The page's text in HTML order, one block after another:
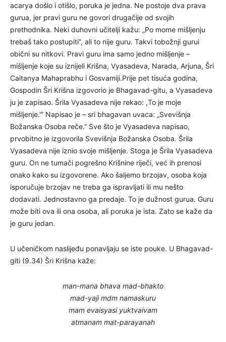
acarya došlo i otišlo, poruka je jedna. Ne postoje dva prava
gurua, jer pravi guru ne govori drugačije od svojih
prethodnika. Neki duhovni učitelji kažu: „Po mome mišljenju
trebaš tako postupiti”, ali to nije guru. Takvi tobožnji gurui
obični su nitkovi. Pravi guru ima samo jedno mišljenje –
mišljenje koje su iznijeli Krišna, Vyasadeva, Narada, Arjuna, Šri
Caitanya Mahaprabhu i Gosvamiji.Prije pet tisuća godina,
Gospodin Šri Krišna izgovorio je Bhagavad-gitu, a Vyasadeva
ju je zapisao. Šrila Vyasadeva nije rekao: ,To je moje
mišljenje.'” Napisao je – sri bhagavan uvaca: „Svevišnja
Božanska Osoba reče.” Sve što je Vyasadeva napisao,
prvobitno je izgovorila Svevišnja Božanska Osoba. Šrila
Vyasadeva nije iznio svoje mišljenje. Stoga je Šrila Vyasadeva
guru. On ne tumači pogrešno Krišnine riječi, već ih prenosi
onako kako su izgovorene. Ako šaljemo brzojav, osoba koja
isporučuje brzojav ne treba ga ispravljati ili mu nešto
dodavati. Jednostavno ga predaje. To je dužnost gurua. Guru
može biti ova ili ona osoba, ali poruka je ista. Zato se kaže da
je guru jedan.
U učeničkom naslijeđu ponavljaju se iste pouke. U Bhagavad-
giti (9.34) Šri Krišna kaže:
man-mana bhava mad-bhakto
mad-yaji mdm namaskuru
mam evaisyasi yuktvaivam
atmanam mat-parayanah